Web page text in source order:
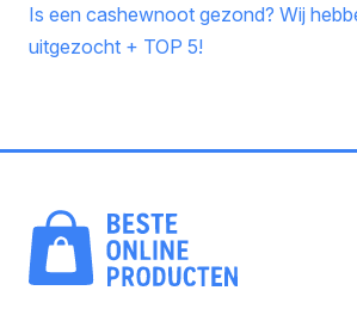
Is een cashewnoot gezond? Wij
uitgezocht + TOP 5!